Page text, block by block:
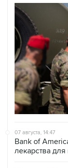
07 августа, 14:47
Bank of
лекарства